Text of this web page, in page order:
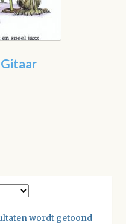
wordt getoond